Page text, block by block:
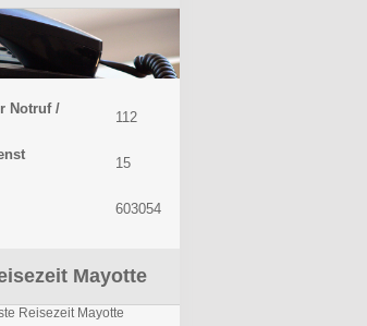
Notruf /
112
15
603054
Mayotte